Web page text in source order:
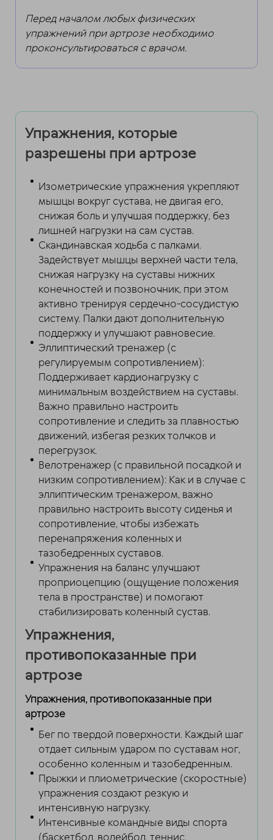
Перед началом любых физических
упражнений при артрозе необходимо
проконсультироваться с врачом.
Упражнения, которые
разрешены при артрозе
Изометрические упражнения укрепляют
мышцы вокруг сустава, не двигая его,
снижая боль и улучшая поддержку, без
лишней нагрузки на сам сустав.
Скандинавская ходьба с палками.
Задействует мышцы верхней части тела,
снижая нагрузку на суставы нижних
конечностей и позвоночник, при этом
активно тренируя сердечно-сосудистую
систему. Палки дают дополнительную
поддержку и улучшают равновесие.
Эллиптический тренажер (с
регулируемым сопротивлением):
Поддерживает кардионагрузку с
минимальным воздействием на суставы.
Важно правильно настроить
сопротивление и следить за плавностью
движений, избегая резких толчков и
перегрузок.
Велотренажер (с правильной посадкой и
низким сопротивлением): Как и в случае с
эллиптическим тренажером, важно
правильно настроить высоту сиденья и
сопротивление, чтобы избежать
перенапряжения коленных и
тазобедренных суставов.
Упражнения на баланс улучшают
проприоцепцию (ощущение положения
тела в пространстве) и помогают
стабилизировать коленный сустав.
Упражнения,
противопоказанные при
артрозе
Упражнения, противопоказанные при
артрозе
Бег по твердой поверхности. Каждый шаг
отдает сильным ударом по суставам ног,
особенно коленным и тазобедренным.
Прыжки и плиометрические (скоростные)
упражнения создают резкую и
интенсивную нагрузку.
Интенсивные командные виды спорта